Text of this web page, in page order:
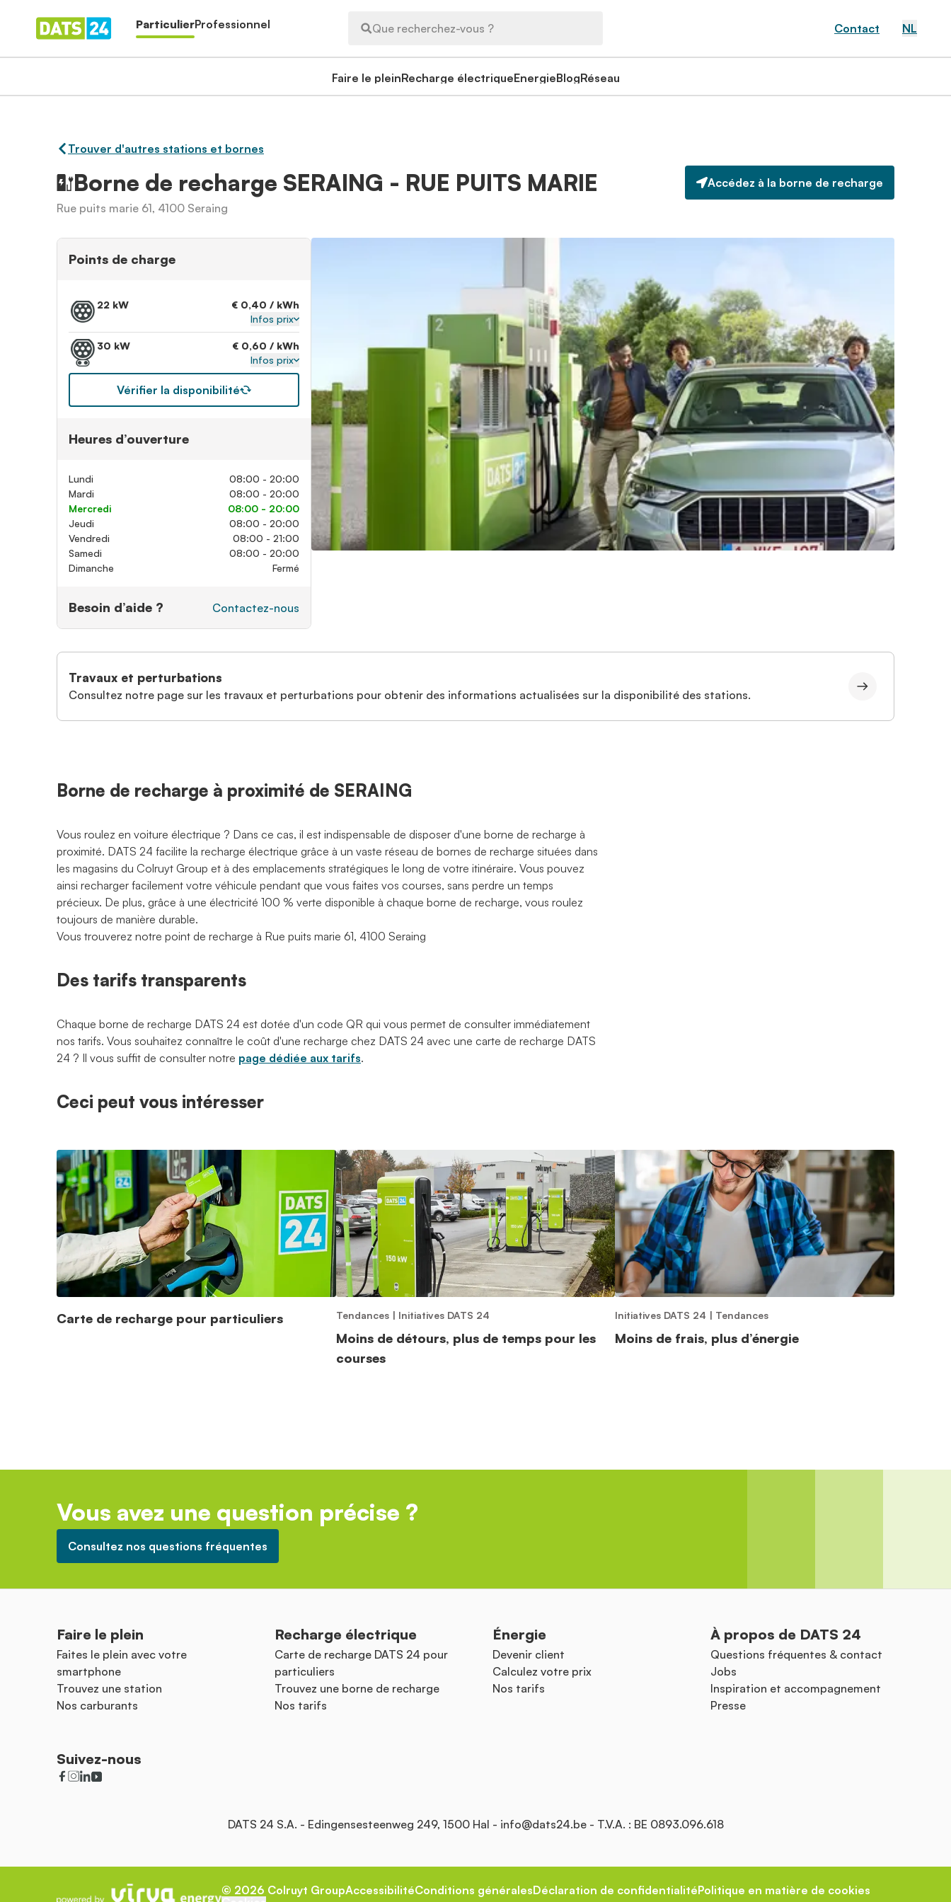
ParticulierProfessionnel Que recherchez-vous ? Contact NL
Faire le pleinRecharge électriqueEnergieBlogRéseau
Trouver d'autres stations et bornes
Borne de recharge SERAING - RUE PUITS MARIE
Accédez à la borne de recharge
Rue puits marie 61, 4100 Seraing
Points de charge
22 kW
€ 0,40 / kWh
Infos prix
30 kW
€ 0,60 / kWh
Infos prix
Vérifier la disponibilité
Heures d’ouverture
Lundi
08:00 - 20:00
Mardi
08:00 - 20:00
Mercredi
08:00 - 20:00
Jeudi
08:00 - 20:00
Vendredi
08:00 - 21:00
Samedi
08:00 - 20:00
Dimanche
Fermé
Besoin d’aide ? Contactez-nous
Travaux et perturbations
Consultez notre page sur les travaux et perturbations pour obtenir des informations actualisées sur la disponibilité des stations.
Borne de recharge à proximité de SERAING
Vous roulez en voiture électrique ? Dans ce cas, il est indispensable de disposer d'une borne de recharge à
proximité. DATS 24 facilite la recharge électrique grâce à un vaste réseau de bornes de recharge situées dans
les magasins du Colruyt Group et à des emplacements stratégiques le long de votre itinéraire. Vous pouvez
ainsi recharger facilement votre véhicule pendant que vous faites vos courses, sans perdre un temps
précieux. De plus, grâce à une électricité 100 % verte disponible à chaque borne de recharge, vous roulez
toujours de manière durable.
Vous trouverez notre point de recharge à Rue puits marie 61, 4100 Seraing
Des tarifs transparents
Chaque borne de recharge DATS 24 est dotée d'un code QR qui vous permet de consulter immédiatement
nos tarifs. Vous souhaitez connaître le coût d'une recharge chez DATS 24 avec une carte de recharge DATS
24 ? Il vous suffit de consulter notre page dédiée aux tarifs.
Ceci peut vous intéresser
Carte de recharge pour particuliers Tendances | Initiatives DATS 24
Moins de détours, plus de temps pour les
courses
Initiatives DATS 24 | Tendances
Moins de frais, plus d’énergie
Vous avez une question précise ?
Consultez nos questions fréquentes
Faire le plein
Faites le plein avec votre
smartphone
Trouvez une station
Nos carburants
Recharge électrique
Carte de recharge DATS 24 pour
particuliers
Trouvez une borne de recharge
Nos tarifs
Énergie
Devenir client
Calculez votre prix
Nos tarifs
À propos de DATS 24
Questions fréquentes & contact
Jobs
Inspiration et accompagnement
Presse
Suivez-nous
DATS 24 S.A. - Edingensesteenweg 249, 1500 Hal - info@dats24.be- T.V.A. : BE 0893.096.618
© 2026 Colruyt GroupAccessibilitéConditions généralesDéclaration de confidentialitéPolitique en matière de cookies